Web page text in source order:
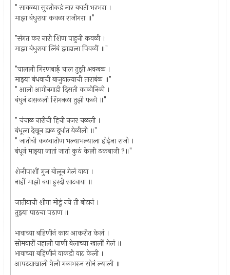
" सावळ्या सुरतीकडं नार बघती भरभरा ।
माझा बंधुराया कवळा राजीगरा ॥"
"संगत कर नारी शिण पाहुनी कवळी ।
माझा बंधुराया लिंबं झाडाला पिवळीं ॥"
"चालली गिरणबाई चाल तुझी अवखळ ।
माझ्या बंधवाची बाजुवाल्याची ताराबंळ ॥"
" आली आगीनगाडी दिसती काळीनिळी ।
बंधुनं ढासळली शिगनळा तुझी फळी ॥"
" चंचाळ नारीची हिची नजर चळली ।
बंधूला देखून डाळ दुधांत येळीली ॥"
" जातीची कळवातीण भल्याभल्याला होईना राजी ।
बंधूनं माझ्या जातां जातां कुठं केली ठकबाजी ?॥"
शेजीपाशीं गुज बोलून गेलं वाया ।
नाहीं माझी बया हुरदी साटवाया ॥
जातीयाची शीगा मोडूं नये ती बोटानं ।
तुझ्या पाठचा पठाण ॥
भावाच्या बहिणीनं काय आकरीत केलं ।
सोमवारीं नहाली पाणी बेलाच्या खालीं गेलं ॥
भावाच्या बहिणीनं वाकडी वाट केली ।
आपट्याखाली गेली गळाभरुन सोनं ल्याली ॥